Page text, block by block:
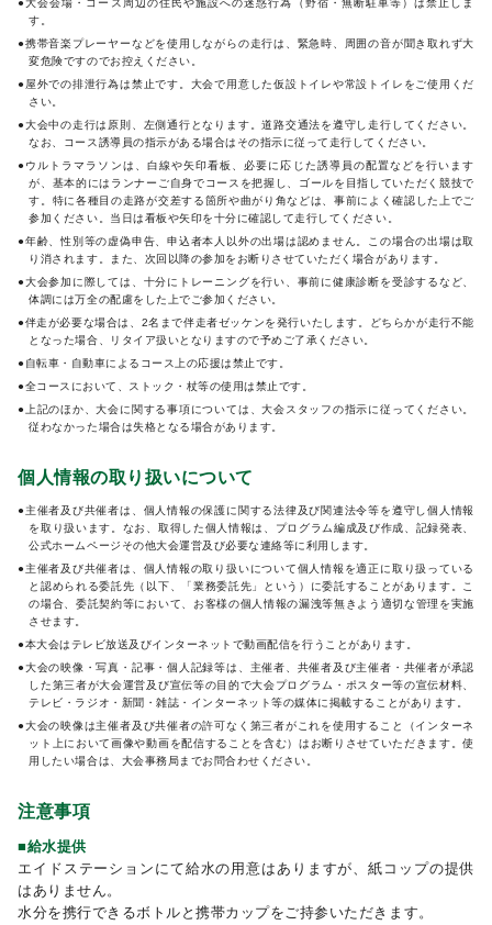
●大会会場・コース周辺の住民や施設への迷惑行為（野宿・無断駐車等）は禁止しま
す。
●携帯音楽プレーヤーなどを使用しながらの走行は、緊急時、周囲の音が聞き取れず大
変危険ですのでお控えください。
●屋外での排泄行為は禁止です。大会で用意した仮設トイレや常設トイレをご使用くだ
さい。
●大会中の走行は原則、左側通行となります。道路交通法を遵守し走行してください。
なお、コース誘導員の指示がある場合はその指示に従って走行してください。
●ウルトラマラソンは、白線や矢印看板、必要に応じた誘導員の配置などを行います
が、基本的にはランナーご自身でコースを把握し、ゴールを目指していただく競技で
す。特に各種目の走路が交差する箇所や曲がり角などは、事前によく確認した上でご
参加ください。当日は看板や矢印を十分に確認して走行してください。
●年齢、性別等の虚偽申告、申込者本人以外の出場は認めません。この場合の出場は取
り消されます。また、次回以降の参加をお断りさせていただく場合があります。
●大会参加に際しては、十分にトレーニングを行い、事前に健康診断を受診するなど、
体調には万全の配慮をした上でご参加ください。
●伴走が必要な場合は、2名まで伴走者ゼッケンを発行いたします。どちらかが走行不能
となった場合、リタイア扱いとなりますので予めご了承ください。
●自転車・自動車によるコース上の応援は禁止です。
●全コースにおいて、ストック・杖等の使用は禁止です。
●上記のほか、大会に関する事項については、大会スタッフの指示に従ってください。
従わなかった場合は失格となる場合があります。
個人情報の取り扱いについて
●主催者及び共催者は、個人情報の保護に関する法律及び関連法令等を遵守し個人情報
を取り扱います。なお、取得した個人情報は、プログラム編成及び作成、記録発表、
公式ホームページその他大会運営及び必要な連絡等に利用します。
●主催者及び共催者は、個人情報の取り扱いについて個人情報を適正に取り扱っている
と認められる委託先（以下、「業務委託先」という）に委託することがあります。こ
の場合、委託契約等において、お客様の個人情報の漏洩等無きよう適切な管理を実施
させます。
●本大会はテレビ放送及びインターネットで動画配信を行うことがあります。
●大会の映像・写真・記事・個人記録等は、主催者、共催者及び主催者・共催者が承認
した第三者が大会運営及び宣伝等の目的で大会プログラム・ポスター等の宣伝材料、
テレビ・ラジオ・新聞・雑誌・インターネット等の媒体に掲載することがあります。
●大会の映像は主催者及び共催者の許可なく第三者がこれを使用すること（インターネ
ット上において画像や動画を配信することを含む）はお断りさせていただきます。使
用したい場合は、大会事務局までお問合わせください。
注意事項
■給水提供
エイドステーションにて給水の用意はありますが、紙コップの提供
はありません。
水分を携行できるボトルと携帯カップをご持参いただきます。